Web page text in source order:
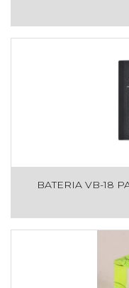
BATERIA VB-18